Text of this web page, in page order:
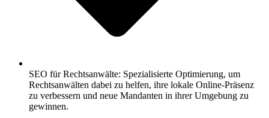
SEO für Rechtsanwälte: Spezialisierte Optimierung, um
Rechtsanwälten dabei zu helfen, ihre lokale Online-Präsenz
zu verbessern und neue Mandanten in ihrer Umgebung zu
gewinnen.